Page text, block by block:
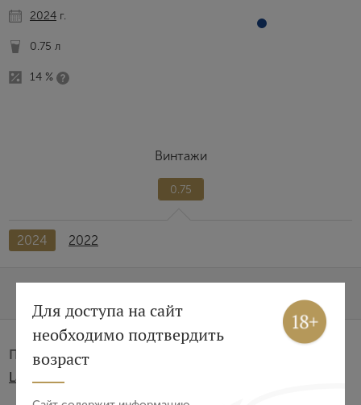
2024 г.
0.75 л
14 %
Винтажи
0.75
2024 2022
Производитель:
La Rural Vinedos y Bodegas S.A.LTDA
Для доступа на сайт
необходимо подтвердить
возраст
Вход Регистрация